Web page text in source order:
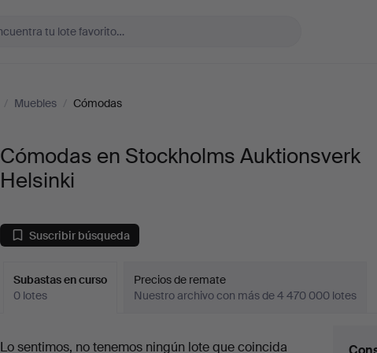
/ Muebles / Cómodas
Cómodas en Stockholms Auktionsverk
Helsinki
Suscribir búsqueda
Subastas en curso
0 lotes
Precios de remate
Nuestro archivo con más de 4 470 000 lotes
Subastas
Lo sentimos, no tenemos ningún lote que coincida